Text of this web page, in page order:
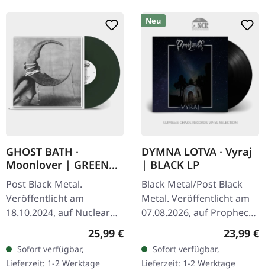
GHOST BATH ·
Moonlover | GREEN
LP
Post Black Metal.
Veröffentlicht am
18.10.2024, auf Nuclear
Blast Records. Grünes
Vinyl im Gatefold-Cover.
Das Album "Moonlover"
von Ghost Bath ist…
Regulärer Preis:
25,99 €
Sofort verfügbar,
Lieferzeit: 1-2 Werktage
Neu
DYMNA LOTVA · Vyraj
| BLACK LP
Black Metal/Post Black
Metal. Veröffentlicht am
07.08.2026, auf Prophecy
Productions. Schwarzes
Vinyl im Gatefold-Cover
mit Inlay, silbernen
Akzenten…
23,99 €
Sofort verfügbar,
Lieferzeit: 1-2 Werktage